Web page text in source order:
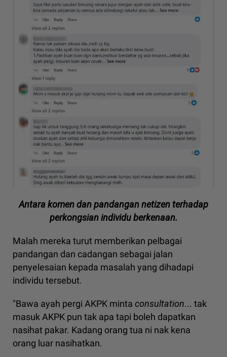
Antara komen dan pandangan netizen terhadap
perkongsian individu berkenaan.
Malah mereka turut memberikan pelbagai
pandangan dan cadangan sebagai jalan
penyelesaian kepada masalah yang dihadapi
individu tersebut.
"Bawa ayah pergi AKPK minta consultation... tak
masuk AKPK pun tak apa tapi boleh dapatkan
nasihat pakar. Kadang orang tua ni nak kena
orang luar nasihatkan.